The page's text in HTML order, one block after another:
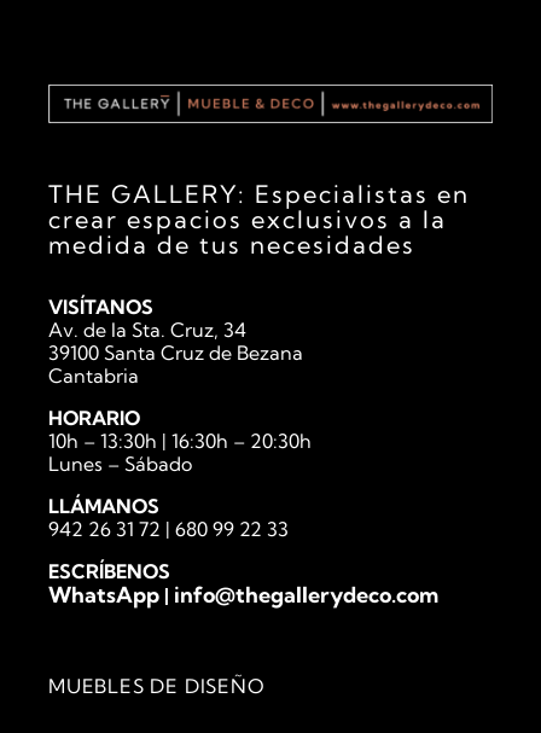
THE GALLERY: Especialistas en
crear espacios exclusivos a la
medida de tus necesidades
VISÍTANOS
Av. de la Sta. Cruz, 34
39100 Santa Cruz de Bezana
Cantabria
HORARIO
10h – 13:30h | 16:30h – 20:30h
Lunes – Sábado
LLÁMANOS
942 26 31 72 | 680 99 22 33
ESCRÍBENOS
WhatsApp| info@thegallerydeco.com
MUEBLES DE DISEÑO